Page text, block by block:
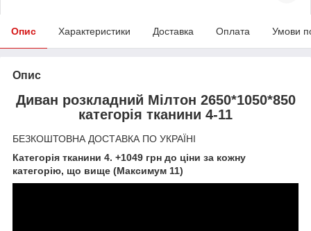
Опис Характеристики Доставка Оплата Умови
Опис
Диван розкладний Мілтон 2650*1050*850
категорія тканини 4-11
БЕЗКОШТОВНА ДОСТАВКА ПО УКРАЇНІ
Категорія тканини 4. +1049 грн до ціни за кожну
категорію, що вище (Максимум 11)